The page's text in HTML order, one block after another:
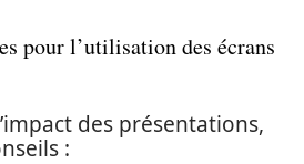
pour l’utilisation des écrans
des présentations,
: